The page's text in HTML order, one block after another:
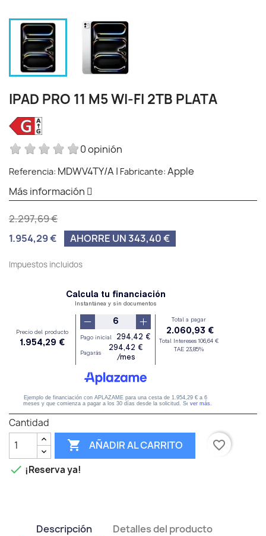
IPAD PRO 11 M5 WI‑FI 2TB PLATA
0 opinión
Referencia: MDWV4TY/A | Fabricante: Apple
Más información
2.297,69 €
1.954,29 €
AHORRE UN 343,40 €
Impuestos incluidos
Cantidad
 AÑADIR AL CARRITO
favorite_border
 ¡Reserva ya!
Descripción
Detalles del producto